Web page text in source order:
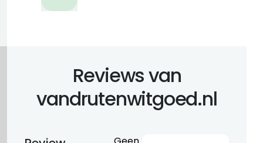
Reviews van
vandrutenwitgoed.nl